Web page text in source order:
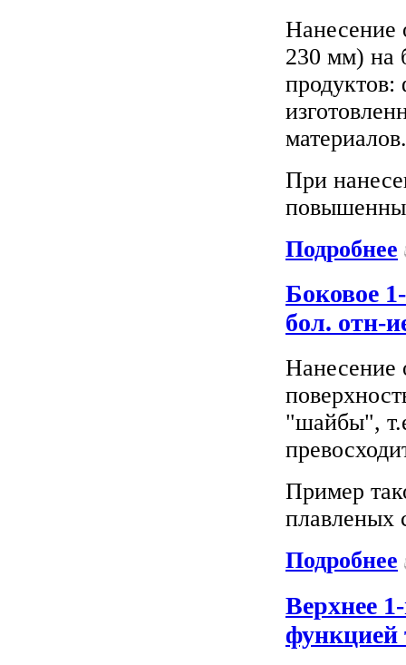
Нанесение
230 мм) на
продуктов:
материалов.
При
Подробнее
Боковое
бол. отн-
Нанесение
"шайбы",
Пример
плавленых
Подробнее
Верхнее
функцией